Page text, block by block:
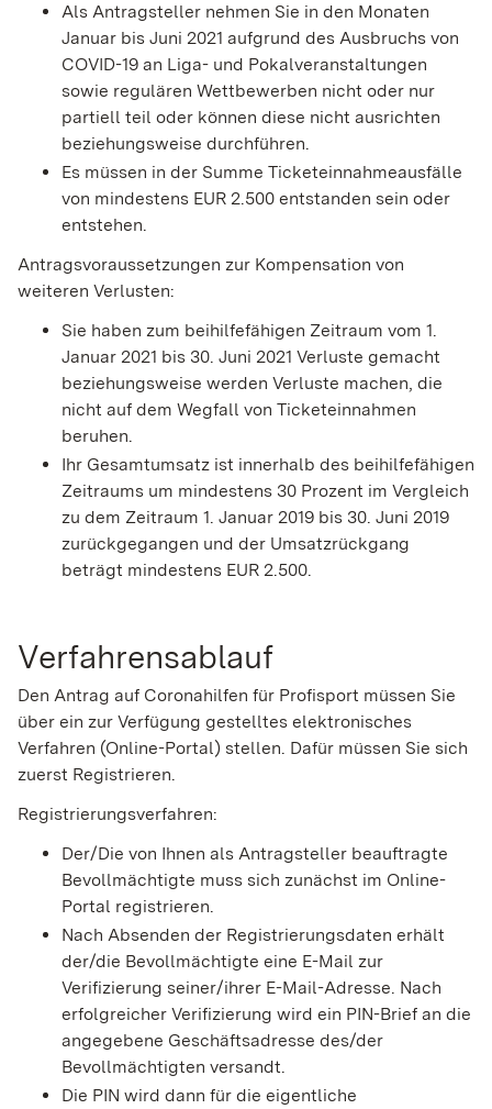
Als Antragsteller nehmen Sie in den Monaten
Januar bis Juni 2021 aufgrund des Ausbruchs von
COVID-19 an Liga- und Pokalveranstaltungen
sowie regulären Wettbewerben nicht oder nur
partiell teil oder können diese nicht ausrichten
beziehungsweise durchführen.
Es müssen in der Summe Ticketeinnahmeausfälle
von mindestens EUR 2.500 entstanden sein oder
entstehen.
Antragsvoraussetzungen zur Kompensation von
weiteren Verlusten:
Sie haben zum beihilfefähigen Zeitraum vom 1.
Januar 2021 bis 30. Juni 2021 Verluste gemacht
beziehungsweise werden Verluste machen, die
nicht auf dem Wegfall von Ticketeinnahmen
beruhen.
Ihr Gesamtumsatz ist innerhalb des beihilfefähigen
Zeitraums um mindestens 30 Prozent im Vergleich
zu dem Zeitraum 1. Januar 2019 bis 30. Juni 2019
zurückgegangen und der Umsatzrückgang
beträgt mindestens EUR 2.500.
Verfahrensablauf
Den Antrag auf Coronahilfen für Profisport müssen Sie
über ein zur Verfügung gestelltes elektronisches
Verfahren (Online-Portal) stellen. Dafür müssen Sie sich
zuerst Registrieren.
Registrierungsverfahren:
Der/Die von Ihnen als Antragsteller beauftragte
Bevollmächtigte muss sich zunächst im Online-
Portal registrieren.
Nach Absenden der Registrierungsdaten erhält
der/die Bevollmächtigte eine E-Mail zur
Verifizierung seiner/ihrer E-Mail-Adresse. Nach
erfolgreicher Verifizierung wird ein PIN-Brief an die
angegebene Geschäftsadresse des/der
Bevollmächtigten versandt.
Die PIN wird dann für die eigentliche